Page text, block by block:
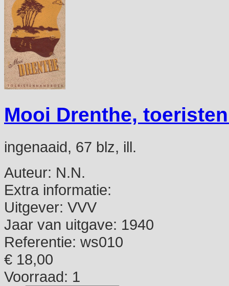
Mooi Drenthe,
ingenaaid, 67 blz, ill.
Auteur: N.N.
Extra informatie:
Uitgever: VVV
Jaar van uitgave: 1940
Referentie: ws010
€ 18,00
Voorraad: 1